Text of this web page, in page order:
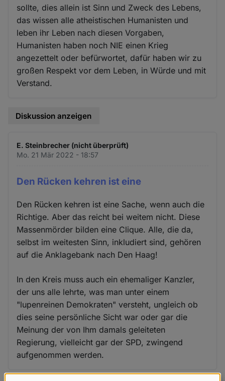
sollte, dies allein ist Sinn und Zweck des Lebens,
das wissen alle atheistischen Humanisten und
leben ihr Leben nach diesen Vorgaben,
Humanisten haben noch NIE einen Krieg
angezettelt oder befürwortet, dafür haben wir zu
großen Respekt vor dem Leben, in Würde und mit
Verstand.
Diskussion anzeigen
E. Steinbrecher (nicht überprüft)
Mo. 21 Mär 2022 - 18:57
Den Rücken kehren ist eine
Den Rücken kehren ist eine Sache, wenn auch die
Richtige. Aber das reicht bei weitem nicht. Diese
Massenmörder bilden eine Clique. Alle, die da,
selbst im weitesten Sinn, inkludiert sind, gehören
auf die Anklagebank nach Den Haag!
In den Kreis muss auch ein ehemaliger Kanzler,
der uns alle lehrte, was man unter einem
"lupenreinen Demokraten" versteht, ungleich ob
dies seine persönliche Sicht war oder gar die
Meinung der von Ihm damals geleiteten
Regierung, vielleicht gar der SPD, zwingend
aufgenommen werden.